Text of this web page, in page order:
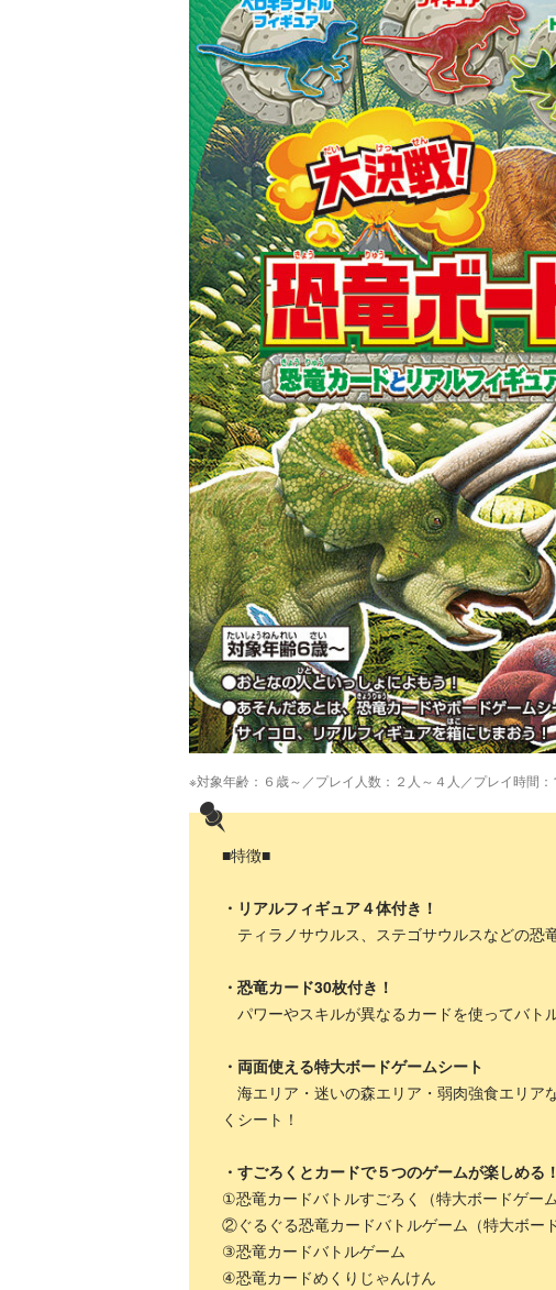
※対象年齢：６歳～／プレイ人数：２人～４人／プレイ時間：
■特徴■
・リアルフィギュア４体付き！
ティラノサウルス、ステゴサウルスなどの恐
・恐竜カード30枚付き！
パワーやスキルが異なるカードを使ってバト
・両面使える特大ボードゲームシート
海エリア・迷いの森エリア・弱肉強食エリア
くシート！
・すごろくとカードで５つのゲームが楽しめる！
①恐竜カードバトルすごろく（特大ボードゲー
②ぐるぐる恐竜カードバトルゲーム（特大ボー
③恐竜カードバトルゲーム
④恐竜カードめくりじゃんけん